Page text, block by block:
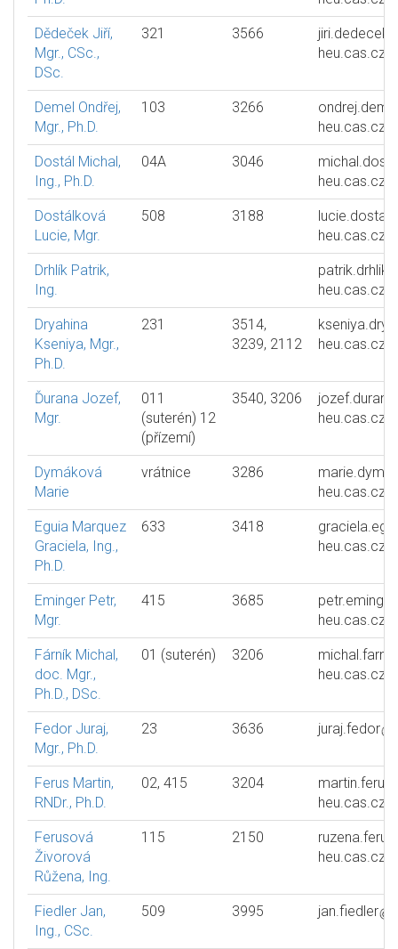
Dědeček Jiří,
Mgr., CSc.,
DSc.
321 3566
jiri.dedecek
heu.cas.cz
Demel Ondřej,
Mgr., Ph.D.
103 3266
heu.cas.cz
Dostál Michal,
Ing., Ph.D.
04A 3046
heu.cas.cz
Dostálková
Lucie, Mgr.
508 3188
heu.cas.cz
Drhlík Patrik,
Ing.
patrik.drhlik
heu.cas.cz
Dryahina
Kseniya, Mgr.,
Ph.D.
231
3514,
3239, 2112
heu.cas.cz
Ďurana Jozef,
Mgr.
011
(suterén) 12
(přízemí)
3540, 3206
jozef.durana
heu.cas.cz
Dymáková
Marie
vrátnice 3286
heu.cas.cz
Eguia Marquez
Graciela, Ing.,
Ph.D.
633 3418
heu.cas.cz
Eminger Petr,
Mgr.
415 3685
petr.eminger
heu.cas.cz
Fárník Michal,
doc. Mgr.,
Ph.D., DSc.
01 (suterén) 3206
michal.farnik
heu.cas.cz
Fedor Juraj,
Mgr., Ph.D.
23 3636 juraj.fedor
Ferus Martin,
RNDr., Ph.D.
02, 415 3204
martin.ferus
heu.cas.cz
Ferusová
Živorová
Růžena, Ing.
115 2150
heu.cas.cz
Fiedler Jan,
Ing., CSc.
509 3995 jan.fiedler